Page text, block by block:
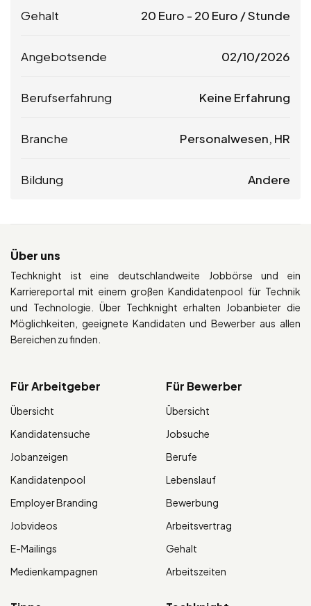
Gehalt 20 Euro - 20 Euro / Stunde
Angebotsende 02/10/2026
Berufserfahrung Keine Erfahrung
Branche Personalwesen, HR
Bildung Andere
Über uns
Techknight ist eine deutschlandweite Jobbörse und ein
Karriereportal mit einem großen Kandidatenpool für Technik
und Technologie. Über Techknight erhalten Jobanbieter die
Möglichkeiten, geeignete Kandidaten und Bewerber aus allen
Bereichen zu finden.
Für Arbeitgeber
Übersicht
Kandidatensuche
Jobanzeigen
Kandidatenpool
Employer Branding
Jobvideos
E-Mailings
Medienkampagnen
Für Bewerber
Übersicht
Jobsuche
Berufe
Lebenslauf
Bewerbung
Arbeitsvertrag
Gehalt
Arbeitszeiten